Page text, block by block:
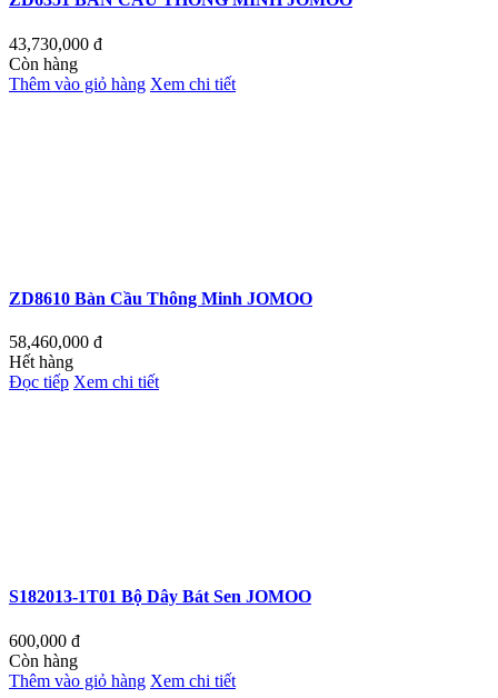
43,730,000 đ
Còn hàng
Thêm vào giỏ hàng Xem chi tiết
ZD8610 Bàn Cầu Thông Minh JOMOO
58,460,000 đ
Hết hàng
Đọc tiếp Xem chi tiết
S182013-1T01 Bộ Dây Bát Sen JOMOO
600,000 đ
Còn hàng
Thêm vào giỏ hàng Xem chi tiết